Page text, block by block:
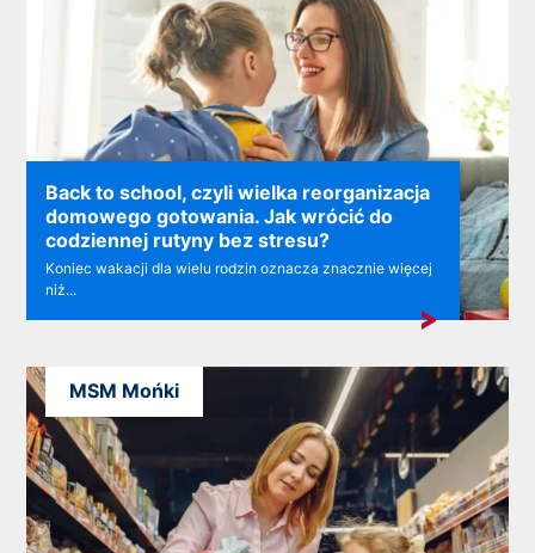
Back to school, czyli wielka reorganizacja
domowego gotowania. Jak wrócić do
codziennej rutyny bez stresu?
Koniec wakacji dla wielu rodzin oznacza znacznie więcej
niż...
MSM Mońki